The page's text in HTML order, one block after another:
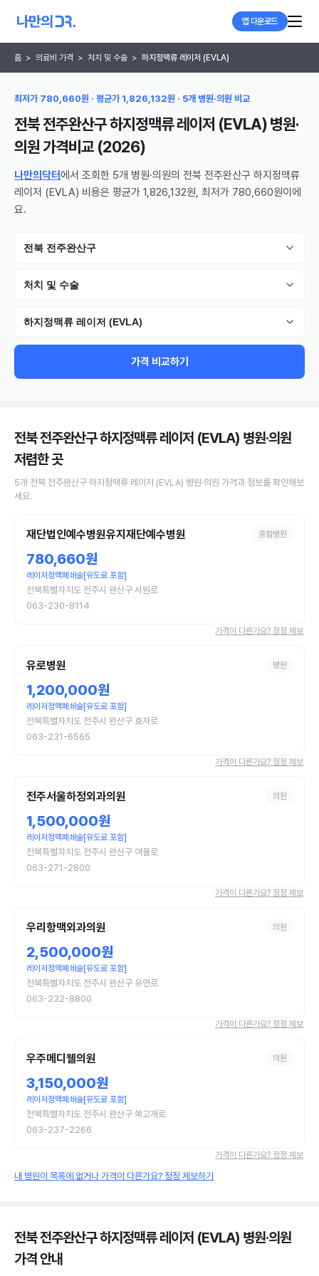
앱 다운로드
홈 > 의료비 가격 > 처치 및 수술 > 하지정맥류 레이저 (EVLA)
최저가 780,660원 · 평균가 1,826,132원 · 5개 병원·의원 비교
전북 전주완산구 하지정맥류 레이저 (EVLA) 병원·
의원가격비교 (2026)
나만의닥터 에서 조회한 5개 병원·의원의 전북 전주완산구 하지정맥류
레이저 (EVLA) 비용은 평균가 1,826,132원, 최저가 780,660원이에
요.
전북 전주완산구
처치 및 수술
하지정맥류 레이저 (EVLA)
가격 비교하기
전북 전주완산구 하지정맥류 레이저 (EVLA) 병원·의원
저렴한 곳
5개 전북 전주완산구 하지정맥류 레이저 (EVLA) 병원·의원 가격과 정보를 확인해보
세요.
재단법인예수병원유지재단예수병원 종합병원
780,660원
레이저정맥폐쇄술[유도료 포함]
전북특별자치도 전주시 완산구 서원로
063-230-8114
가격이 다른가요? 정정 제보
유로병원 병원
1,200,000원
레이저정맥폐쇄술[유도료 포함]
전북특별자치도 전주시 완산구 효자로
063-231-6565
가격이 다른가요? 정정 제보
전주서울하정외과의원 의원
1,500,000원
레이저정맥폐쇄술[유도료 포함]
전북특별자치도 전주시 완산구 여울로
063-271-2800
가격이 다른가요? 정정 제보
우리항맥외과의원 의원
2,500,000원
레이저정맥폐쇄술[유도료 포함]
전북특별자치도 전주시 완산구 유연로
063-232-8800
가격이 다른가요? 정정 제보
우주메디웰의원 의원
3,150,000원
레이저정맥폐쇄술[유도료 포함]
전북특별자치도 전주시 완산구 쑥고개로
063-237-2266
가격이 다른가요? 정정 제보
내 병원이 목록에 없거나 가격이 다른가요? 정정 제보하기
전북 전주완산구 하지정맥류 레이저 (EVLA) 병원·의원
가격 안내